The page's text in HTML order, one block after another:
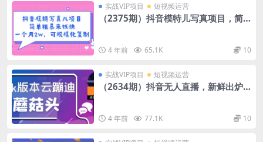
实战VIP项目 短视频运营
（2375期）抖音模特儿写真项目，简
4 年前 65.1K 10
实战VIP项目 短视频运营
（2634期）抖音无人直播，新鲜出炉
4 年前 77.1K 10